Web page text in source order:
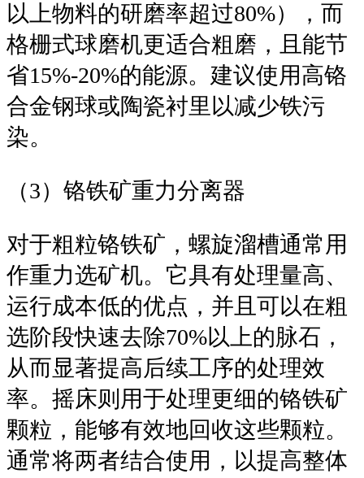
以上物料的研磨率超过80%），而
格栅式球磨机更适合粗磨，且能节
省15%-20%的能源。建议使用高铬
合金钢球或陶瓷衬里以减少铁污
染。
（3）铬铁矿重力分离器
对于粗粒铬铁矿，螺旋溜槽通常用
作重力选矿机。它具有处理量高、
运行成本低的优点，并且可以在粗
选阶段快速去除70%以上的脉石，
从而显著提高后续工序的处理效
率。摇床则用于处理更细的铬铁矿
颗粒，能够有效地回收这些颗粒。
通常将两者结合使用，以提高整体